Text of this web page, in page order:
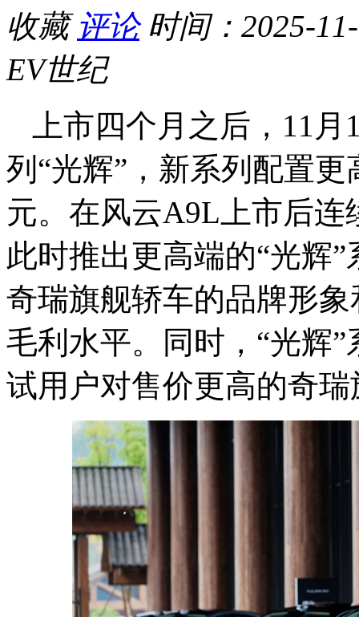
收藏 评论 时间：2025-
EV世纪
上市四个月之后，11月
列“光辉”，新系列配置
元。在风云A9L上市后
此时推出更高端的“光辉
奇瑞旗舰轿车的品牌形
毛利水平。同时，“光辉”
试用户对售价更高的奇